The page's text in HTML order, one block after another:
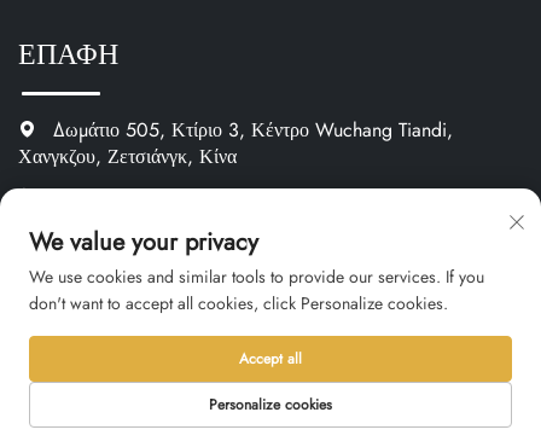
ΕΠΑΦΗ
Δωμάτιο 505, Κτίριο 3, Κέντρο Wuchang Tiandi,
Χανγκζου, Ζετσιάνγκ, Κίνα
+86-13346185958
[email protected]
https://www.oemnameplate.com
Κατηγορία Προϊόντος
We value your privacy
We use cookies and similar tools to provide our services. If you
don't want to accept all cookies, click Personalize cookies.
Personalize cookies
Accept all